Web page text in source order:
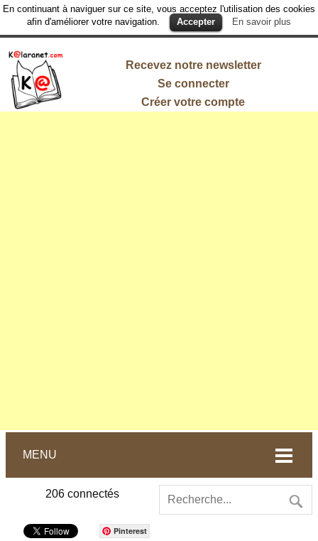
En continuant à naviguer sur ce site, vous acceptez l'utilisation des cookies
afin d'améliorer votre navigation.
Accepter En savoir plus
Recevez notre newsletter
Se connecter
Créer votre compte
MENU
206 connectés
Pinterest